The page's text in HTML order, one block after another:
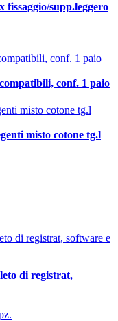
fissaggio/supp.leggero
conf. 1 paio
misto cotone tg.l
di registrat,